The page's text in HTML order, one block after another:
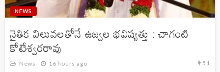
NEWS
నైతిక విలువలతోనే ఉజ్వల భవిష్యత్తు : చాగంటి
కోటేశ్వరరావు
News 16 hours ago 51